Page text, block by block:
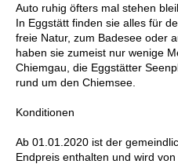
Auto ruhig öfters mal stehen
In Eggstätt finden sie alles für
freie Natur, zum Badesee oder
haben sie zumeist nur wenige
Chiemgau, die Eggstätter
rund um den Chiemsee.
Konditionen
Ab 01.01.2020 ist der
Endpreis enthalten und wird